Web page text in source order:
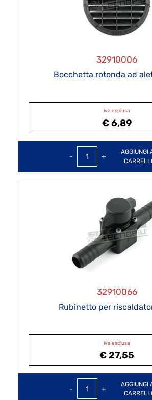
32910006
Bocchetta rotonda ad
iva esclusa
€ 6,89
QuantitàAGGIUNGI
32910066
Rubinetto per
iva esclusa
€ 27,55
QuantitàAGGIUNGI